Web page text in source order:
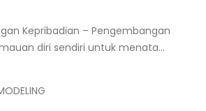
Kepribadian – Pengembangan
diri sendiri untuk menata…